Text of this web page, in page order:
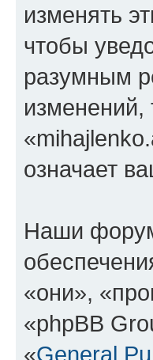
изменять
чтобы
разумным
изменений,
означает
Наши
«они»,
«phpBB
«General